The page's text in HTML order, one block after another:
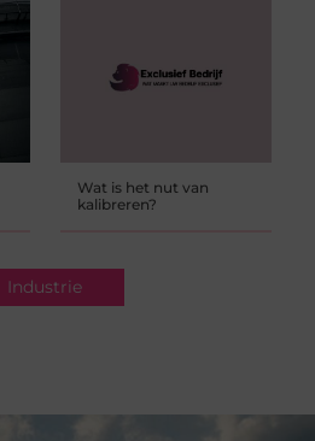
Wat is het nut van
kalibreren?
Industrie